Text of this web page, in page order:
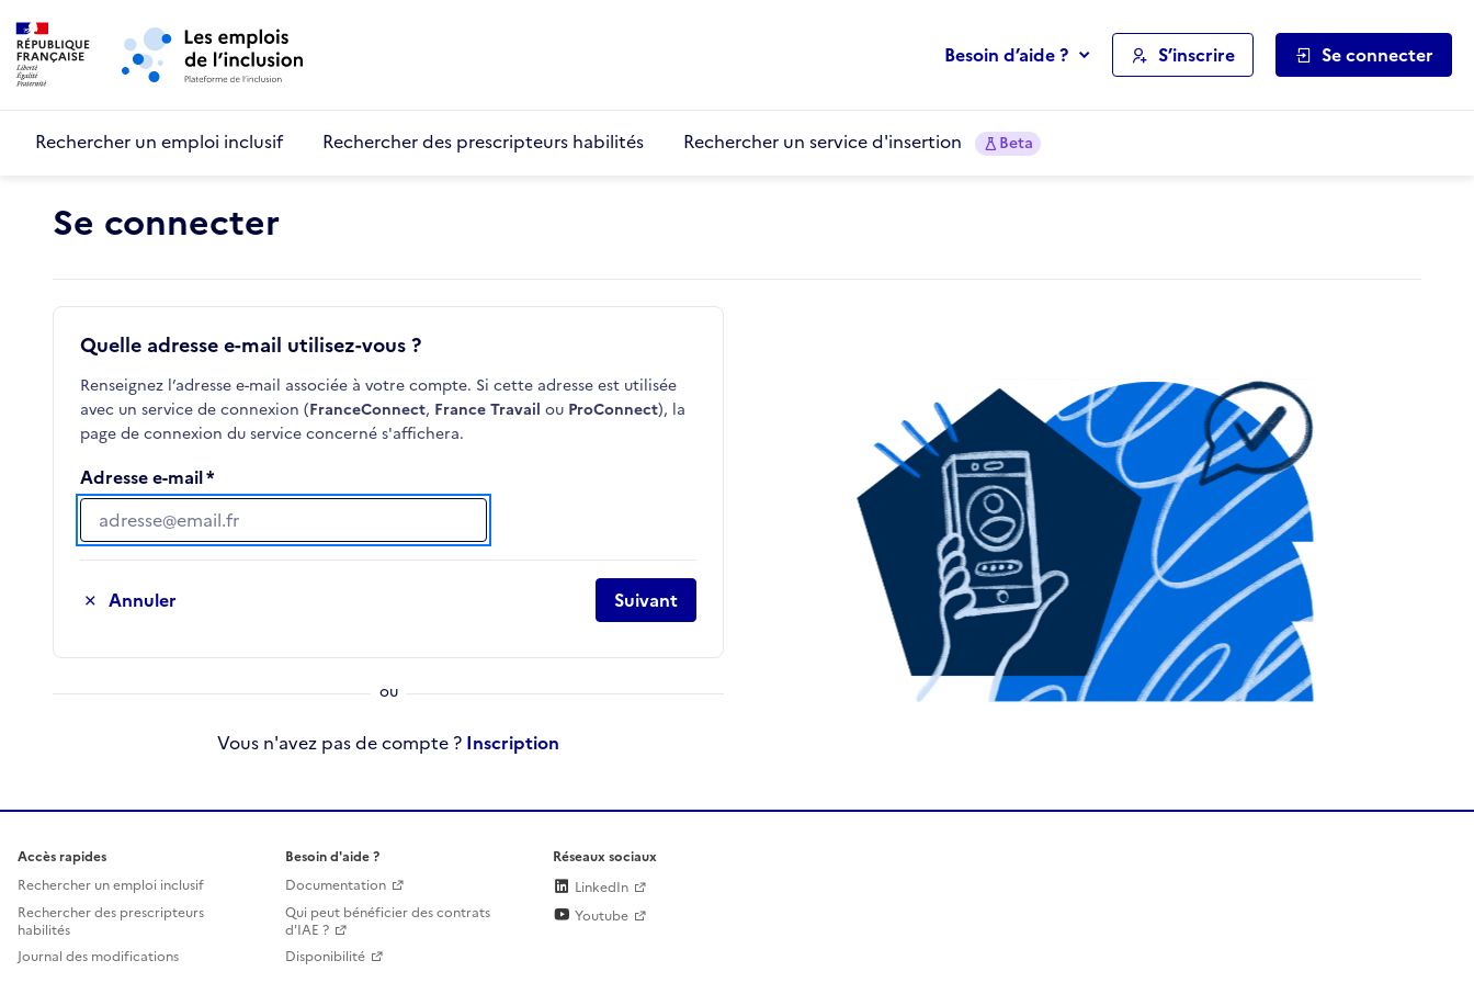
Aller au menu principal
Besoin d’aide ? S’inscrire Se connecter
Rechercher un emploi inclusif Rechercher des prescripteurs habilités Rechercher un service d'insertion Beta
Se connecter
Quelle adresse e-mail utilisez-vous ?
Renseignez l’adresse e-mail associée à votre compte. Si cette adresse est utilisée
avec un service de connexion (FranceConnect, France Travail ou ProConnect), la
page de connexion du service concerné s'affichera.
Adresse e-mail
Adresse e-mail
Annuler Suivant
Vous n'avez pas de compte ? Inscription
Accès rapides
Rechercher un emploi inclusif
Rechercher des prescripteurs
habilités
Journal des modifications
Besoin d'aide ?
Documentation
Qui peut bénéficier des contrats
d'IAE ?
Disponibilité
Réseaux sociaux
LinkedIn
Youtube